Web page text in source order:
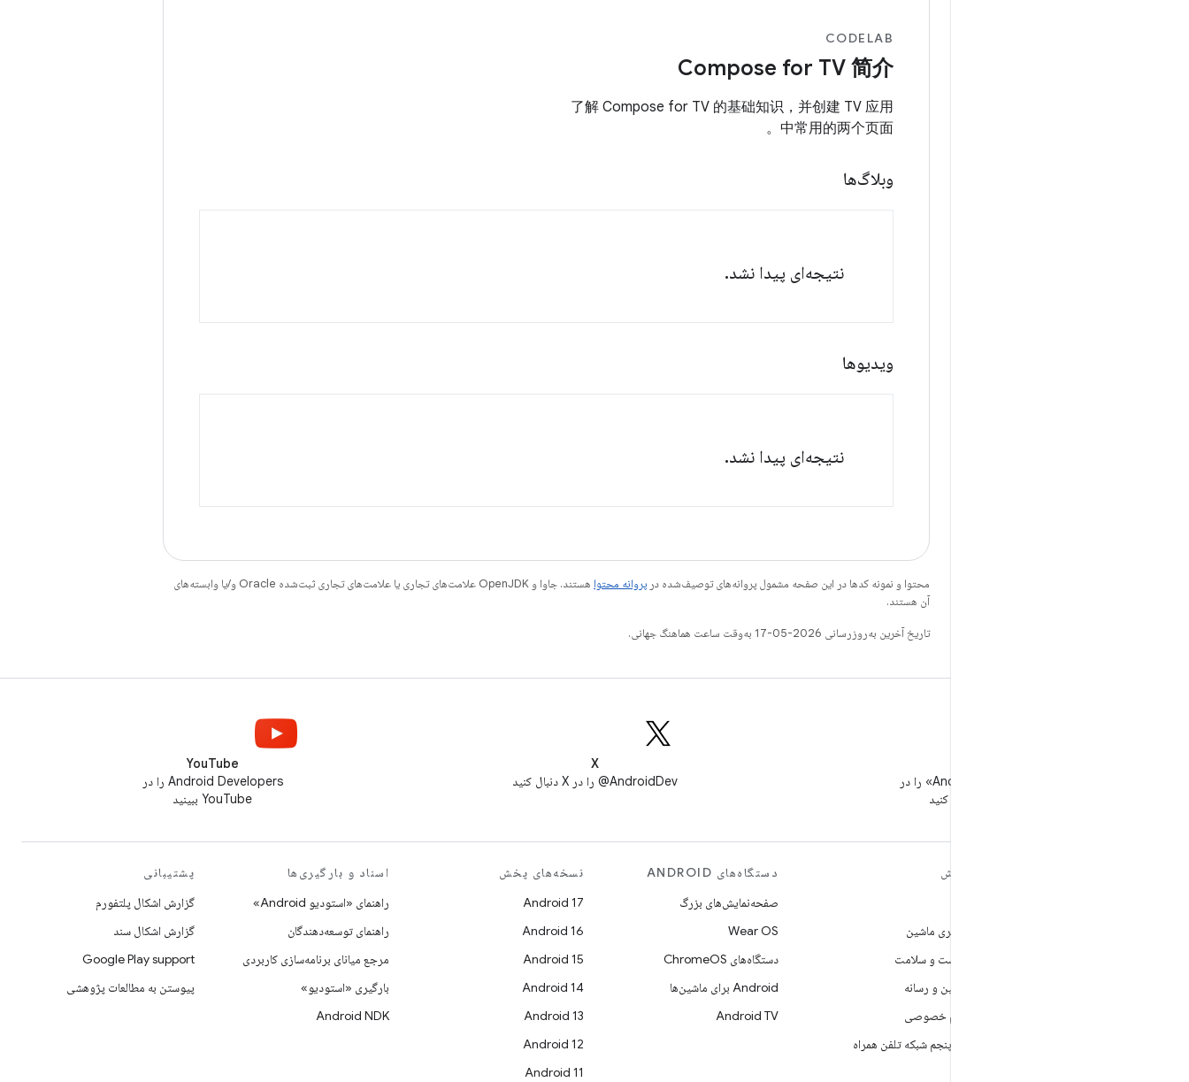
CODELAB
Compose for TV 简介
了解 Compose for TV 的基础知识，并创建 TV 应用
中常用的两个页面。
وبلاگ‌ها
نتیجه‌ای پیدا نشد.
ویدیوها
نتیجه‌ای پیدا نشد.
محتوا و نمونه کدها در این صفحه مشمول پروانه‌های توصیف‌شده در پروانه محتوا
هستند. جاوا و OpenJDK علامت‌های تجاری یا علامت‌های تجاری ثبت‌شده Oracle و/یا وابسته‌های
آن هستند.
تاریخ آخرین به‌روزرسانی 2026-05-17 به‌وقت ساعت هماهنگ جهانی.
«توسعه‌دهندگان Android» را در
X
AndroidDev@ را در X دنبال کنید
YouTube
Android Developers را در
YouTube ببینید
کاوش
یادگیری ماشین
بهداشت و سلامت
دوربین و رسانه
حریم خصوصی
نسل پنجم شبکه تلفن همراه
دستگاه‌های ANDROID
صفحه‌نمایش‌های بزرگ
Wear OS
دستگاه‌های ChromeOS
Android برای ماشین‌ها
Android TV
نسخه‌های پخش
Android 17
Android 16
Android 15
Android 14
Android 13
Android 12
Android 11
اسناد و بارگیری‌ها
راهنمای «استودیو Android»
راهنمای توسعه‌دهندگان
مرجع میانای برنامه‌سازی کاربردی
بارگیری «استودیو»
Android NDK
پشتیبانی
گزارش اشکال پلتفورم
گزارش اشکال سند
Google Play support
پیوستن به مطالعات پژوهشی